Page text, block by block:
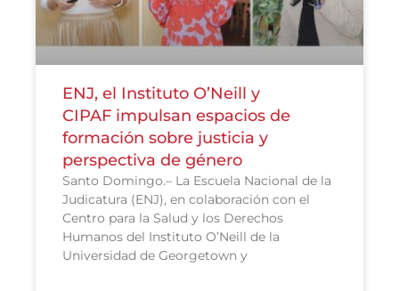
ENJ, el Instituto O’Neill y
CIPAF impulsan espacios de
formación sobre justicia y
perspectiva de género
Santo Domingo.– La Escuela Nacional de la
Judicatura (ENJ), en colaboración con el
Centro para la Salud y los Derechos
Humanos del Instituto O’Neill de la
Universidad de Georgetown y